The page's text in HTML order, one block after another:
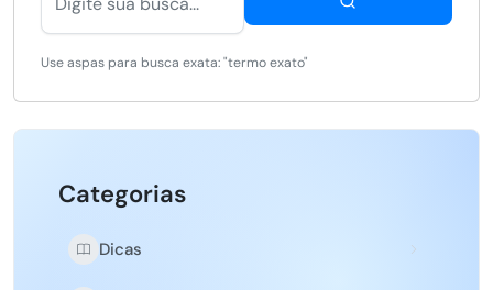
Use aspas para busca exata: "termo exato"
Categorias
Dicas